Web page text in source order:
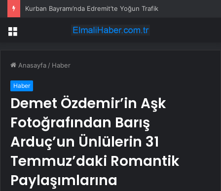
Kurban Bayramı’nda Edremit’te Yoğun Trafik
Menü
Anasayfa / Haber
Haber
Demet Özdemir’in Aşk
Fotoğrafından Barış
Arduç’un Ünlülerin 31
Temmuz’daki Romantik
Paylaşımlarına